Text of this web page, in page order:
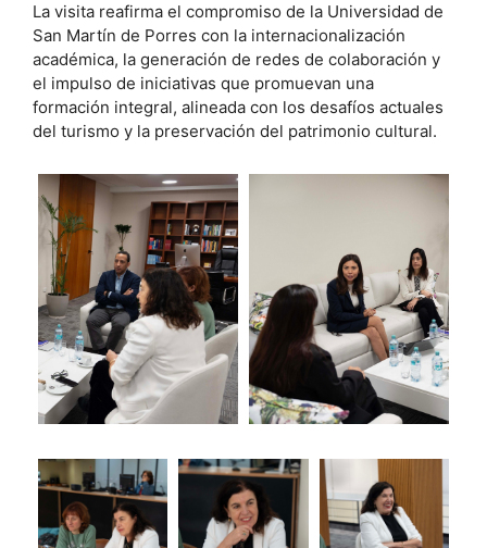
La visita reafirma el compromiso de la Universidad de
San Martín de Porres con la internacionalización
académica, la generación de redes de colaboración y
el impulso de iniciativas que promuevan una
formación integral, alineada con los desafíos actuales
del turismo y la preservación del patrimonio cultural.